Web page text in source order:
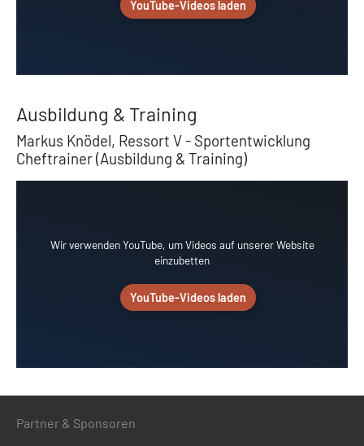
YouTube-Videos laden
Ausbildung & Training
Markus Knödel, Ressort V - Sportentwicklung
Cheftrainer (Ausbildung & Training)
Wir verwenden YouTube, um Videos auf unserer Website
einzubetten
YouTube-Videos laden
Partner & Sponsoren